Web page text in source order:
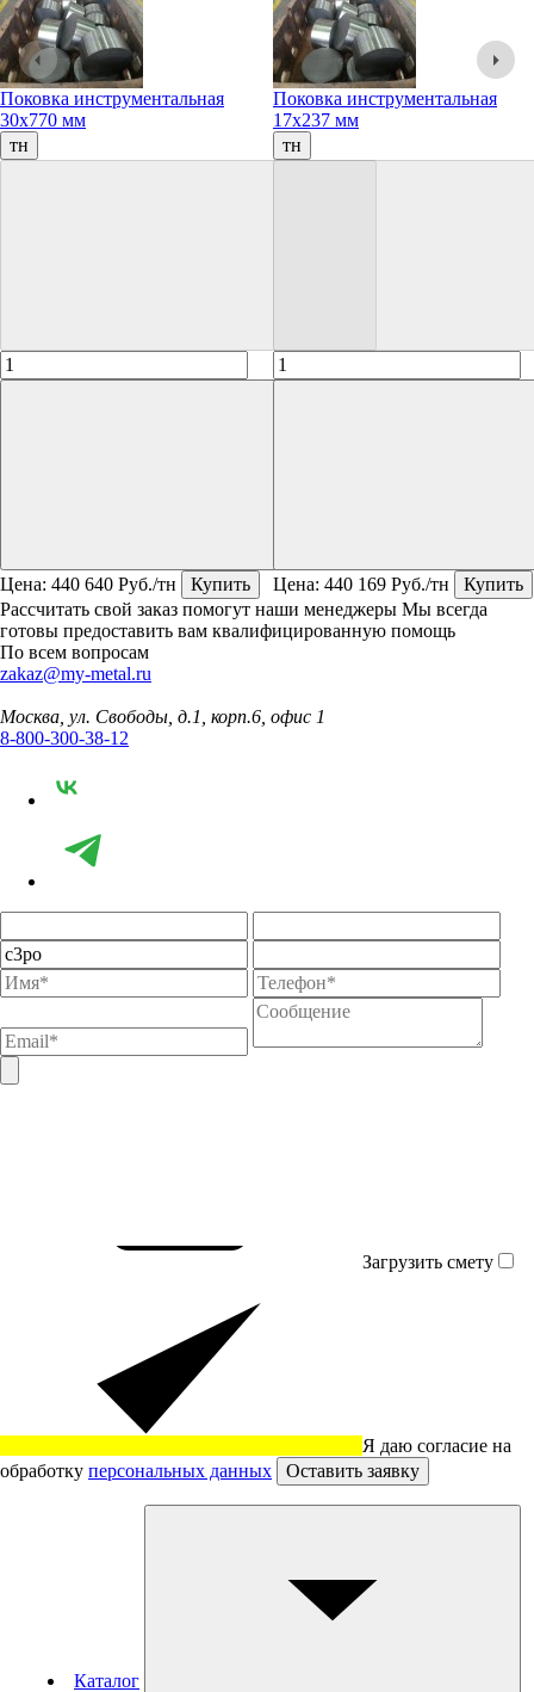
Поковка инструментальная
30х770 мм
тн
Цена: 440 640 Руб./тн Купить
Поковка инструментальная
17х237 мм
тн
Цена: 440 169 Руб./тн
Купить
Рассчитать свой заказ помогут наши менеджеры Мы всегда
готовы предоставить вам квалифицированную помощь
По всем вопросам
zakaz@my-metal.ru
Москва, ул. Свободы, д.1, корп.6, офис 1
8-800-300-38-12
Загрузить смету
Я даю согласие на
обработку персональных данных Оставить заявку
Каталог